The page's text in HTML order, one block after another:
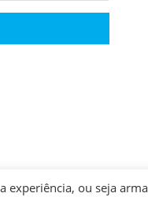
experiência, ou seja